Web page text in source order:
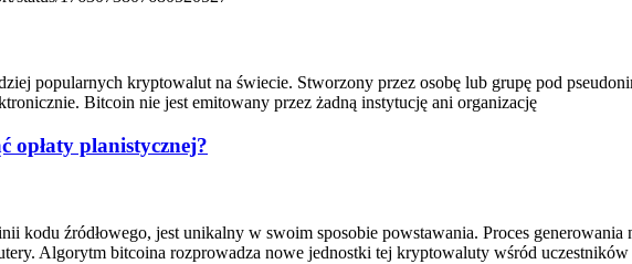
popularnych kryptowalut na świecie. Stworzony przez osobę lub grupę pod
Bitcoin nie jest emitowany przez żadną instytucję ani organizację
opłaty planistycznej?
kodu źródłowego, jest unikalny w swoim sposobie powstawania. Proces
Algorytm bitcoina rozprowadza nowe jednostki tej kryptowaluty wśród uczestników